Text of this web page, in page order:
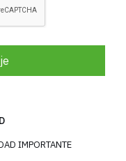
IMPORTANTE